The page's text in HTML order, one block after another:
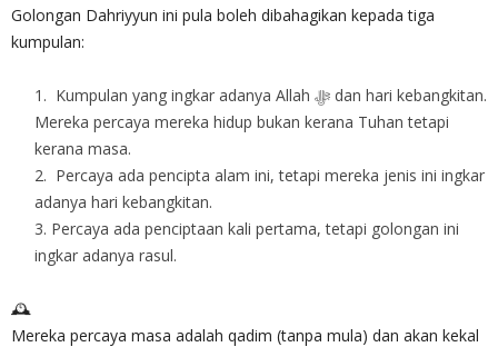
Golongan Dahriyyun ini pula boleh dibahagikan kepada tiga
kumpulan:
Kumpulan yang ingkar adanya Allah ‎ﷻ dan hari kebangkitan.
Mereka percaya mereka hidup bukan kerana Tuhan tetapi
kerana masa.
Percaya ada pencipta alam ini, tetapi mereka jenis ini ingkar
adanya hari kebangkitan.
Percaya ada penciptaan kali pertama, tetapi golongan ini
ingkar adanya rasul.
🕰
Mereka percaya masa adalah qadim (tanpa mula) dan akan kekal